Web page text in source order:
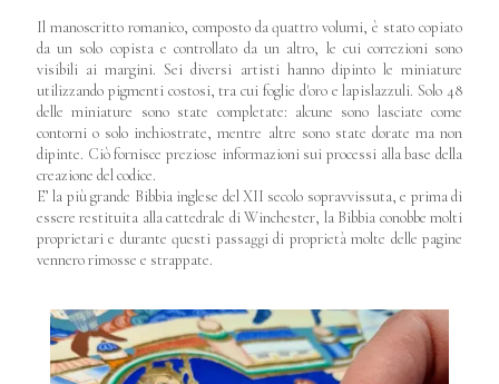
Il manoscritto romanico, composto da quattro volumi, è stato copiato
da un solo copista e controllato da un altro, le cui correzioni sono
visibili ai margini. Sei diversi artisti hanno dipinto le miniature
utilizzando pigmenti costosi, tra cui foglie d'oro e lapislazzuli. Solo 48
delle miniature sono state completate: alcune sono lasciate come
contorni o solo inchiostrate, mentre altre sono state dorate ma non
dipinte. Ciò fornisce preziose informazioni sui processi alla base della
creazione del codice.
E’ la più grande Bibbia inglese del XII secolo sopravvissuta, e prima di
essere restituita alla cattedrale di Winchester, la Bibbia conobbe molti
proprietari e durante questi passaggi di proprietà molte delle pagine
vennero rimosse e strappate.